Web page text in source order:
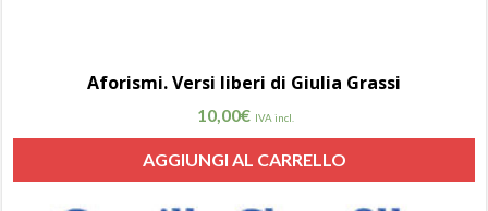
Aforismi. Versi liberi di Giulia Grassi
10,00€ IVA incl.
AGGIUNGI AL CARRELLO